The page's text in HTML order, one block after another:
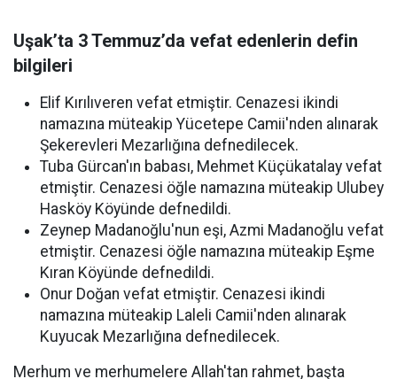
Uşak’ta 3 Temmuz’da vefat edenlerin defin
bilgileri
Elif Kırılıveren vefat etmiştir. Cenazesi ikindi
namazına müteakip Yücetepe Camii'nden alınarak
Şekerevleri Mezarlığına defnedilecek.
Tuba Gürcan'ın babası, Mehmet Küçükatalay vefat
etmiştir. Cenazesi öğle namazına müteakip Ulubey
Hasköy Köyünde defnedildi.
Zeynep Madanoğlu'nun eşi, Azmi Madanoğlu vefat
etmiştir. Cenazesi öğle namazına müteakip Eşme
Kıran Köyünde defnedildi.
Onur Doğan vefat etmiştir. Cenazesi ikindi
namazına müteakip Laleli Camii'nden alınarak
Kuyucak Mezarlığına defnedilecek.
Merhum ve merhumelere Allah'tan rahmet, başta